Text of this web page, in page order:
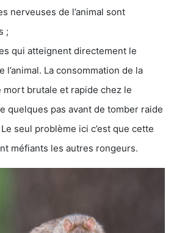
nerveuses de l’animal sont
;
qui atteignent directement le
l’animal. La consommation de la
mort brutale et rapide chez le
quelques pas avant de tomber raide
seul problème ici c’est que cette
méfiants les autres rongeurs.